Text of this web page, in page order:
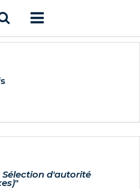
Sélection d'autorité
"